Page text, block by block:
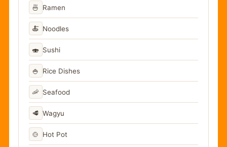
🍜 Ramen
🍝 Noodles
🍣 Sushi
🍚 Rice Dishes
🦐 Seafood
🥩 Wagyu
🍲 Hot Pot